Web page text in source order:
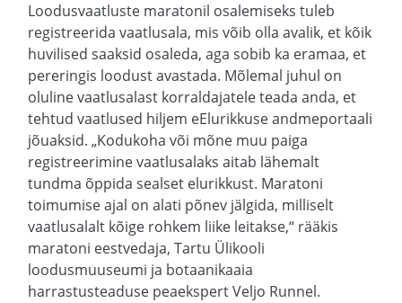
Loodusvaatluste maratonil osalemiseks tuleb
registreerida vaatlusala, mis võib olla avalik, et kõik
huvilised saaksid osaleda, aga sobib ka eramaa, et
pereringis loodust avastada. Mõlemal juhul on
oluline vaatlusalast korraldajatele teada anda, et
tehtud vaatlused hiljem eElurikkuse andmeportaali
jõuaksid. „Kodukoha või mõne muu paiga
registreerimine vaatlusalaks aitab lähemalt
tundma õppida sealset elurikkust. Maratoni
toimumise ajal on alati põnev jälgida, milliselt
vaatlusalalt kõige rohkem liike leitakse,“ rääkis
maratoni eestvedaja, Tartu Ülikooli
loodusmuuseumi ja botaanikaaia
harrastusteaduse peaekspert Veljo Runnel.